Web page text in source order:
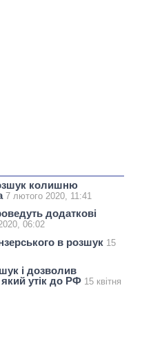
колишню
7 лютого 2020, 11:41
додаткові
06:02
в розшук 15
і дозволив
утік до РФ 15 квітня